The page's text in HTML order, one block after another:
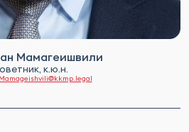
Мамагеишвили
к.ю.н.